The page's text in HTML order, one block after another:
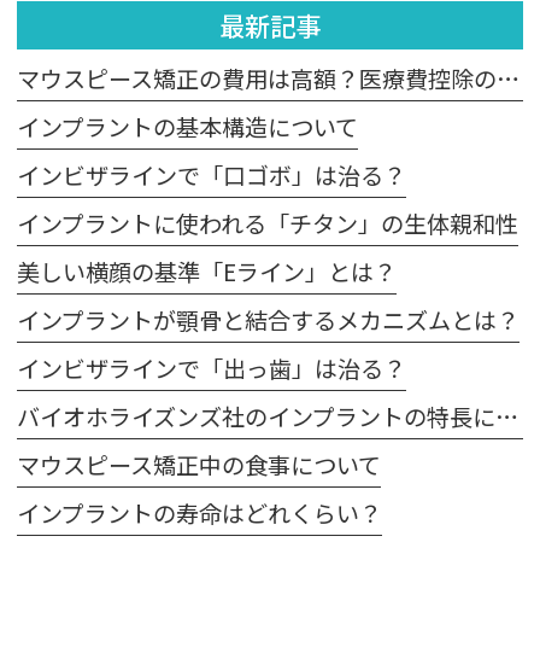
最新記事
マウスピース矯正の費用は高額？医療費控除の適用は？
インプラントの基本構造について
インビザラインで「口ゴボ」は治る？
インプラントに使われる「チタン」の生体親和性
美しい横顔の基準「Eライン」とは？
インプラントが顎骨と結合するメカニズムとは？
インビザラインで「出っ歯」は治る？
バイオホライズンズ社のインプラントの特長について
マウスピース矯正中の食事について
インプラントの寿命はどれくらい？